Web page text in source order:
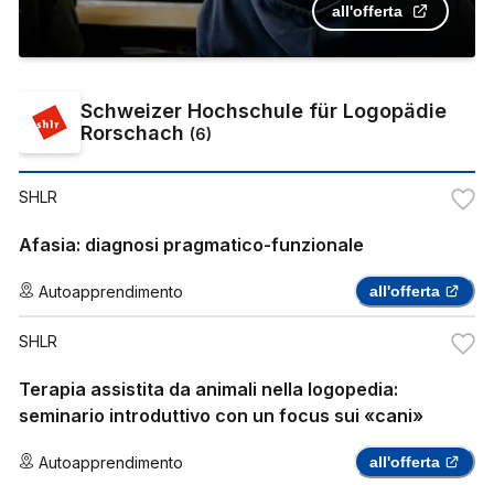
all'offerta
Schweizer Hochschule für Logopädie
Rorschach (6)
SHLR
Afasia: diagnosi pragmatico-funzionale
Autoapprendimento all'offerta
SHLR
Terapia assistita da animali nella logopedia:
seminario introduttivo con un focus sui «cani»
Autoapprendimento all'offerta